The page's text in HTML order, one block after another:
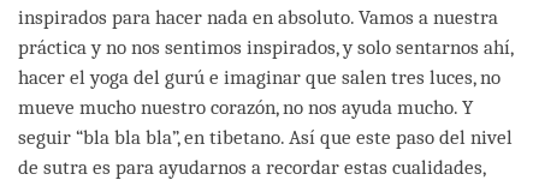
inspirados para hacer nada en absoluto. Vamos a nuestra
práctica y no nos sentimos inspirados, y solo sentarnos ahí,
hacer el yoga del gurú e imaginar que salen tres luces, no
mueve mucho nuestro corazón, no nos ayuda mucho. Y
seguir “bla bla bla”, en tibetano. Así que este paso del nivel
de sutra es para ayudarnos a recordar estas cualidades,